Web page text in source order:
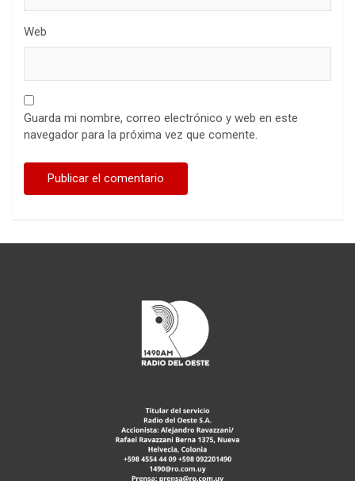
Web
Guarda mi nombre, correo electrónico y web en este
navegador para la próxima vez que comente.